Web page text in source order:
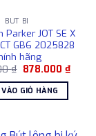
BÚT BI
Parker JOT SE X
GB6 2025828
hãng
₫ Giá
là:
1.050.000 ₫.
878.000 ₫Giá
hiện
GIỎ HÀNG